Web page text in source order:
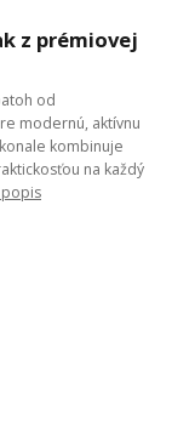
z prémiovej
od
modernú, aktívnu
kombinuje
na každý